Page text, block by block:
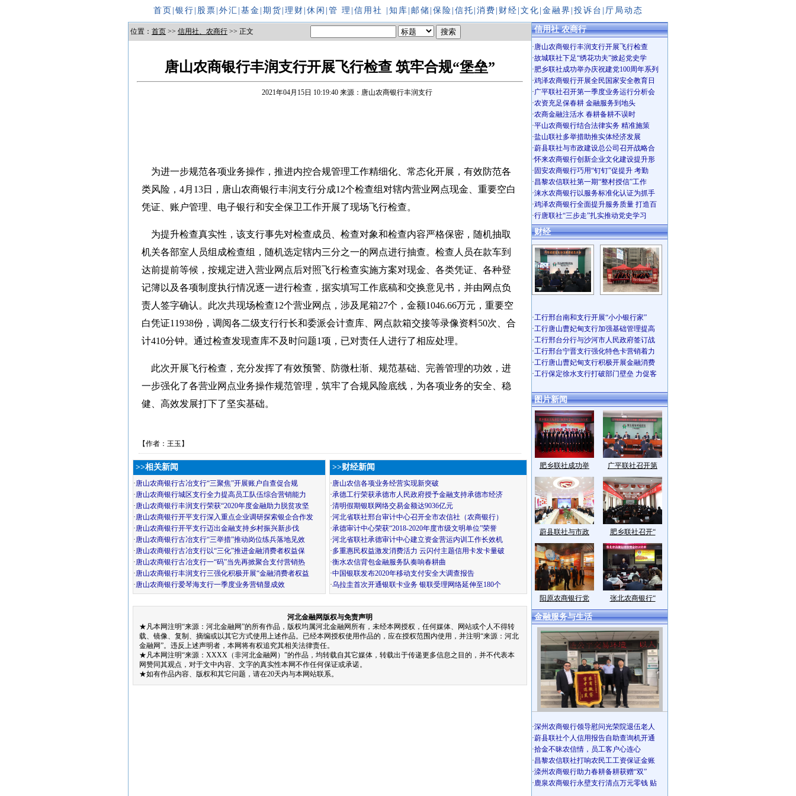
首页 银行 股票 外汇 基金 期货 理财 休闲 管 理 信用社 知库 邮储 保险 信托 消费 财经 文化 金融界 投诉台 厅局动态
位置： 首页 >> 信用社、农商行 >> 正文
唐山农商银行丰润支行开展飞行检查 筑牢合规“堡垒”
2021年04月15日 10:19:40 来源：唐山农商银行丰润支行
为进一步规范各项业务操作，推进内控合规管理工作精细化、常态化开展，有效防范各
类风险，4月13日，唐山农商银行丰润支行分成12个检查组对辖内营业网点现金、重要空白
凭证、账户管理、电子银行和安全保卫工作开展了现场飞行检查。
为提升检查真实性，该支行事先对检查成员、检查对象和检查内容严格保密，随机抽取
机关各部室人员组成检查组，随机选定辖内三分之一的网点进行抽查。检查人员在款车到
达前提前等候，按规定进入营业网点后对照飞行检查实施方案对现金、各类凭证、各种登
记簿以及各项制度执行情况逐一进行检查，据实填写工作底稿和交换意见书，并由网点负
责人签字确认。此次共现场检查12个营业网点，涉及尾箱27个，金额1046.66万元，重要空
白凭证11938份，调阅各二级支行行长和委派会计查库、网点款箱交接等录像资料50次、合
计410分钟。通过检查发现查库不及时问题1项，已对责任人进行了相应处理。
此次开展飞行检查，充分发挥了有效预警、防微杜渐、规范基础、完善管理的功效，进
一步强化了各营业网点业务操作规范管理，筑牢了合规风险底线，为各项业务的安全、稳
健、高效发展打下了坚实基础。
【作者：王玉】
>>相关新闻
·唐山农商银行古冶支行“三聚焦”开展账户自查促合规
·唐山农商银行城区支行全力提高员工队伍综合营销能力
·唐山农商银行丰润支行荣获“2020年度金融助力脱贫攻坚
·唐山农商银行开平支行深入重点企业调研探索银企合作发
·唐山农商银行开平支行迈出金融支持乡村振兴新步伐
·唐山农商银行古冶支行“三举措”推动岗位练兵落地见效
·唐山农商银行古冶支行以“三化”推进金融消费者权益保
·唐山农商银行古冶支行一“码”当先再掀聚合支付营销热
·唐山农商银行丰润支行三强化积极开展“金融消费者权益
·唐山农商银行爱琴海支行一季度业务营销显成效
>>财经新闻
·唐山农信各项业务经营实现新突破
·承德工行荣获承德市人民政府授予金融支持承德市经济
·清明假期银联网络交易金额达9036亿元
·河北省联社邢台审计中心召开全市农信社（农商银行）
·承德审计中心荣获“2018-2020年度市级文明单位”荣誉
·河北省联社承德审计中心建立资金营运内训工作长效机
·多重惠民权益激发消费活力 云闪付主题信用卡发卡量破
·衡水农信背包金融服务队奏响春耕曲
·中国银联发布2020年移动支付安全大调查报告
·乌拉圭首次开通银联卡业务 银联受理网络延伸至180个
河北金融网版权与免责声明
★凡本网注明“来源：河北金融网”的所有作品，版权均属河北金融网所有，未经本网授权，任何媒体、网站或个人不得转
载、镜像、复制、摘编或以其它方式使用上述作品。已经本网授权使用作品的，应在授权范围内使用，并注明“来源：河北
金融网”。违反上述声明者，本网将有权追究其相关法律责任。
★凡本网注明“来源：XXXX（非河北金融网）”的作品，均转载自其它媒体，转载出于传递更多信息之目的，并不代表本
网赞同其观点，对于文中内容、文字的真实性本网不作任何保证或承诺。
★如有作品内容、版权和其它问题，请在20天内与本网站联系。
信用社 农商行
·唐山农商银行丰润支行开展飞行检查
·故城联社下足“绣花功夫”掀起党史学
·肥乡联社成功举办庆祝建党100周年系列
·鸡泽农商银行开展全民国家安全教育日
·广平联社召开第一季度业务运行分析会
·农资充足保春耕 金融服务到地头
·农商金融注活水 春耕备耕不误时
·平山农商银行结合法律实务 精准施策
·盐山联社多举措助推实体经济发展
·蔚县联社与市政建设总公司召开战略合
·怀来农商银行创新企业文化建设提升形
· 固安农商银行巧用“钉钉”促提升 考勤
·昌黎农信联社第一期“整村授信”工作
·涞水农商银行以服务标准化认证为抓手
·鸡泽农商银行全面提升服务质量 打造百
·行唐联社“三步走”扎实推动党史学习
财经
·工行邢台南和支行开展“小小银行家”
·工行唐山曹妃甸支行加强基础管理提高
·工行邢台分行与沙河市人民政府签订战
·工行邢台宁晋支行强化特色卡营销着力
·工行唐山曹妃甸支行积极开展金融消费
·工行保定徐水支行打破部门壁垒 力促客
图片新闻
肥乡联社成功举 广平联社召开第
蔚县联社与市政 肥乡联社召开“
阳原农商银行党 张北农商银行“
金融服务与生活
·深州农商银行领导慰问光荣院退伍老人
·蔚县联社个人信用报告自助查询机开通
·拾金不昧农信情，员工客户心连心
·昌黎农信联社打响农民工工资保证金账
·滦州农商银行助力春耕备耕获赠“双”
·鹿泉农商银行永壁支行清点万元零钱 贴